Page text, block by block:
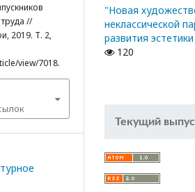
//
2019. Т. 2,
view/7018.
"Новая
неклассической
развития эстетики
120
Текущий